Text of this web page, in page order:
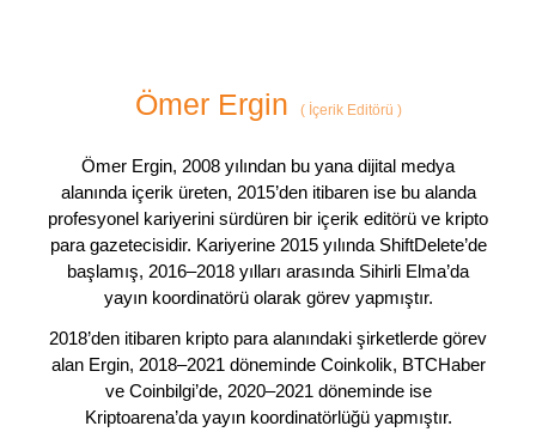
Ömer Ergin (İçerik Editörü )
Ömer Ergin, 2008 yılından bu yana dijital medya
alanında içerik üreten, 2015’den itibaren ise bu alanda
profesyonel kariyerini sürdüren bir içerik editörü ve kripto
para gazetecisidir. Kariyerine 2015 yılında ShiftDelete’de
başlamış, 2016–2018 yılları arasında Sihirli Elma’da
yayın koordinatörü olarak görev yapmıştır.
2018’den itibaren kripto para alanındaki şirketlerde görev
alan Ergin, 2018–2021 döneminde Coinkolik, BTCHaber
ve Coinbilgi’de, 2020–2021 döneminde ise
Kriptoarena’da yayın koordinatörlüğü yapmıştır.